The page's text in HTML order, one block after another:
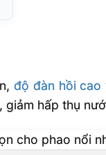
độ đàn hồi cao
hấp thụ